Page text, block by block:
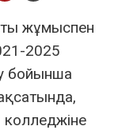
жұмыспен
2025
бойынша